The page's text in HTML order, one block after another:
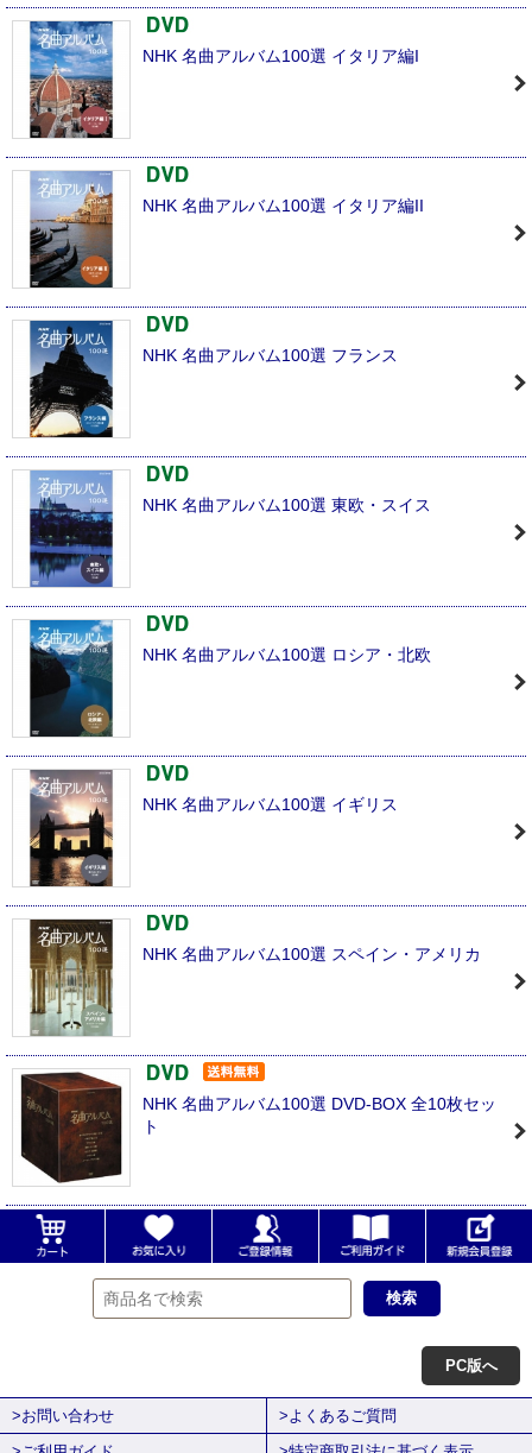
NHK 名曲アルバム100選 イタリア編I
NHK 名曲アルバム100選 イタリア編II
NHK 名曲アルバム100選 フランス
NHK 名曲アルバム100選 東欧・スイス
NHK 名曲アルバム100選 ロシア・北欧
NHK 名曲アルバム100選 イギリス
NHK 名曲アルバム100選 スペイン・アメリカ
NHK 名曲アルバム100選 DVD-BOX 全10枚セッ
ト
PC版へ
>お問い合わせ
>よくあるご質問